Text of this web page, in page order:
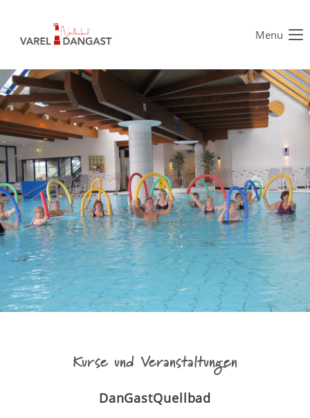
Der Eintrag "offcanvas-col1" existiert leider nicht.
Der Eintrag "offcanvas-col2" existiert leider nicht.
Der Eintrag "offcanvas-col3" existiert leider nicht.
Der Eintrag "offcanvas-col4" existiert leider nicht.
Menu
Kurse und Veranstaltungen
DanGastQuellbad